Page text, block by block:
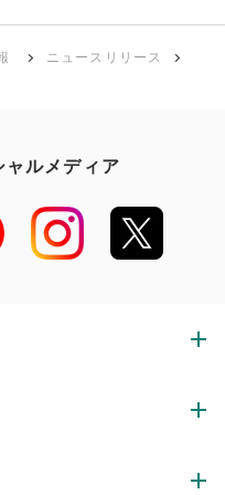
ニュースリリース
ャルメディア